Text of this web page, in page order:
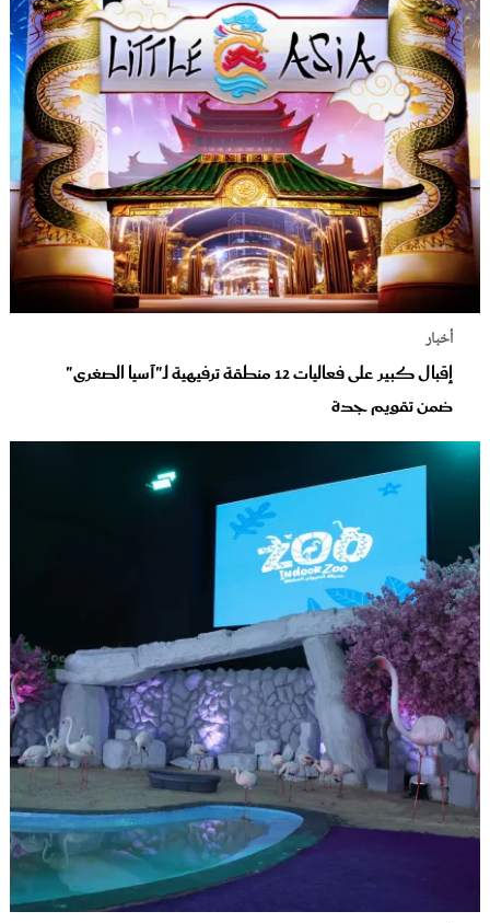
أخبار
إقبال كبير على فعاليات 12 منطقة ترفيهية لـ"آسيا الصغرى"
ضمن تقويم جدة